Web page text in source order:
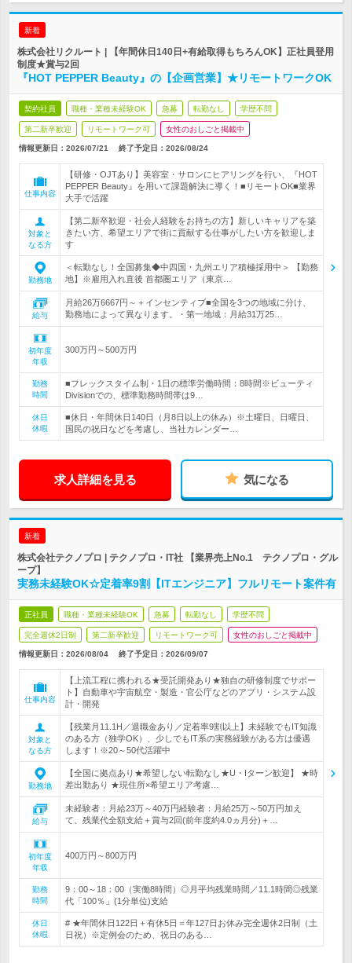
新着
株式会社リクルート | 【年間休日140日+有給取得もちろんOK】正社員登用
制度★賞与2回
『HOT PEPPER Beauty』の【企画営業】★リモートワークOK
契約社員 職種・業種未経験OK 急募 転勤なし 学歴不問
第二新卒歓迎 リモートワーク可 女性のおしごと掲載中
情報更新日：2026/07/21 終了予定日： 2026/08/24
仕事内容
【研修・OJTあり】美容室・サロンにヒアリングを行い、『HOT
PEPPER Beauty』を用いて課題解決に導く！■リモートOK■業界
大手で活躍
対象と
なる方
【第二新卒歓迎・社会人経験をお持ちの方】新しいキャリアを築
きたい方、希望エリアで街に貢献する仕事がしたい方を歓迎しま
す
勤務地
＜転勤なし！全国募集◆中四国・九州エリア積極採用中＞ 【勤務
地】※雇用入れ直後 首都圏エリア（東京…
給与
月給26万6667円～＋インセンティブ■全国を3つの地域に分け、
勤務地によって異なります。・第一地域：月給31万25…
初年度
年収
300万円～500万円
勤務
時間
■フレックスタイム制・1日の標準労働時間：8時間※ビューティ
Divisionでの、標準勤務時間帯は9…
休日
休暇
■休日・年間休日140日（月8日以上の休み）※土曜日、日曜日、
国民の祝日などを考慮し、当社カレンダー…
求人詳細を見る 気になる
新着
株式会社テクノプロ | テクノプロ・IT社 【業界売上No.1 テクノプロ・グル
ープ】
実務未経験OK☆定着率9割【ITエンジニア】フルリモート案件有
正社員 職種・業種未経験OK 急募 転勤なし 学歴不問
完全週休2日制 第二新卒歓迎 リモートワーク可 女性のおしごと掲載中
情報更新日：2026/08/04 終了予定日： 2026/09/07
仕事内容
【上流工程に携われる★受託開発あり★独自の研修制度でサポー
ト】自動車や宇宙航空・製造・官公庁などのアプリ・システム設
計・開発
対象と
なる方
【残業月11.1H／退職金あり／定着率9割以上】未経験でもIT知識
のある方（独学OK）、少しでもIT系の実務経験がある方は優遇
します！※20～50代活躍中
勤務地
【全国に拠点あり★希望しない転勤なし★U・Iターン歓迎】 ★時
差出勤あり ★現住所×希望エリア考慮…
給与
未経験者：月給23万～40万円経験者：月給25万～50万円加え
て、残業代全額支給＋賞与2回(前年度約4.0ヵ月分)＋…
初年度
年収
400万円～800万円
勤務
時間
9：00～18：00（実働8時間）◎月平均残業時間／11.1時間◎残業
代「100％」(1分単位)支給
休日
休暇
# ★年間休日122日＋有休5日＝年127日お休み完全週休2日制（土
日祝）※定例会のため、祝日のある…